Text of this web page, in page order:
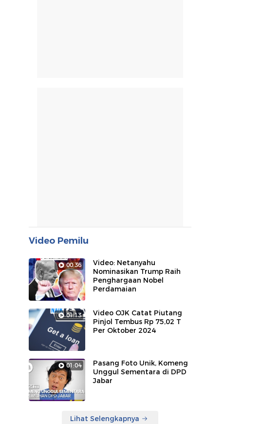
Video Pemilu
00:36
Video: Netanyahu
Nominasikan Trump Raih
Penghargaan Nobel
Perdamaian
01:13
Video OJK Catat Piutang
Pinjol Tembus Rp 75,02 T
Per Oktober 2024
01:04
Pasang Foto Unik, Komeng
Unggul Sementara di DPD
Jabar
Lihat Selengkapnya